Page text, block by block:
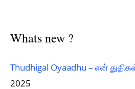
Whats new ?
Thudhigal Oyaadhu – என்
2025